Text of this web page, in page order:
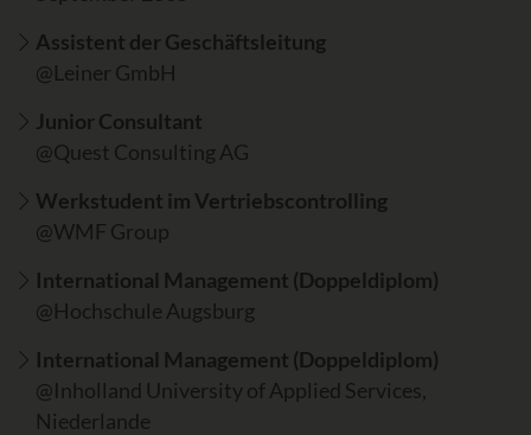
Assistent der Geschäftsleitung
@Leiner GmbH
Junior Consultant
@Quest Consulting AG
Werkstudent im Vertriebscontrolling
@WMF Group
International Management (Doppeldiplom)
@Hochschule Augsburg
International Management (Doppeldiplom)
@Inholland University of Applied Services,
Niederlande